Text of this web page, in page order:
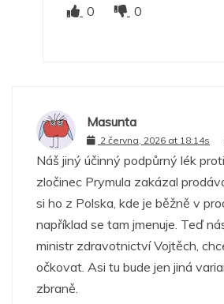
0 0
Masunta
2 června, 2026 at 18:14s
Náš jiný účinný podpůrný lék
zločinec Prymula zakázal
si ho z Polska, kde je běžně v
například se tam jmenuje. Teď
ministr zdravotnictví Vojtěch,
očkovat. Asi tu bude jen jiná
zbraně.